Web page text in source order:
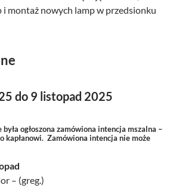
i montaż nowych lamp w przedsionku
do 9 listopad 2025
była ogłoszona zamówiona intencja mszalna –
kapłanowi. Zamówiona intencja nie może
– (greg.)